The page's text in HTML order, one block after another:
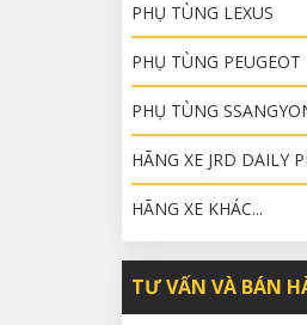
PHỤ TÙNG LEXUS
PHỤ TÙNG PEUGEOT
PHỤ TÙNG
HÃNG XE JRD DAILY
HÃNG XE KHÁC...
TƯ VẤN VÀ BÁN